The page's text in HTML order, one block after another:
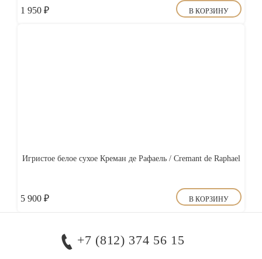
1 950 ₽ В КОРЗИНУ
Игристое белое сухое Креман де Рафаель / Cremant de Raphael
5 900 ₽ В КОРЗИНУ
+7 (812) 374 56 15